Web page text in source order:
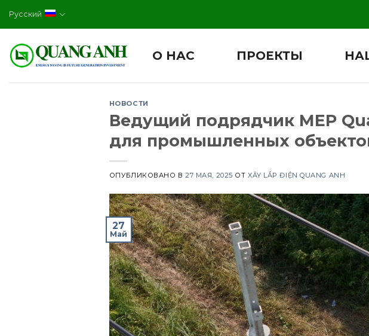
Русский
О НАС ПРОЕКТЫ
НОВОСТИ
Ведущий подрядчик MEP
для промышленных
ОПУБЛИКОВАНО В27 МАЯ, 2025 ОТXÂY LẮP ĐIỆN QUANG ANH
27
Май